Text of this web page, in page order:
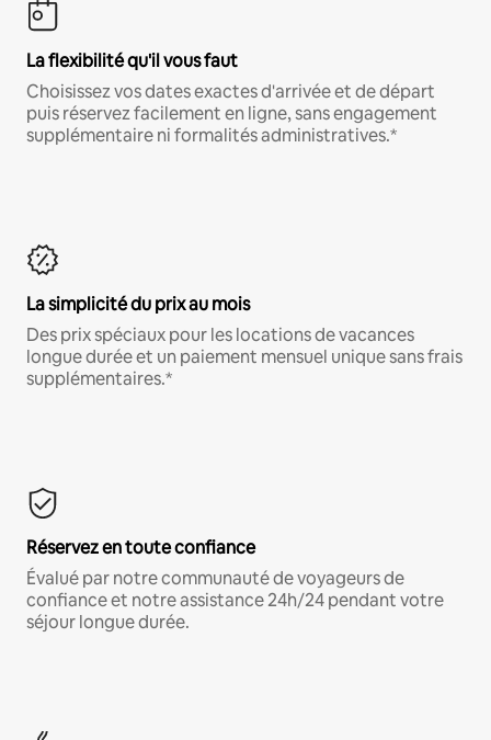
La flexibilité qu'il vous faut
Choisissez vos dates exactes d'arrivée et de départ
puis réservez facilement en ligne, sans engagement
supplémentaire ni formalités administratives.*
La simplicité du prix au mois
Des prix spéciaux pour les locations de vacances
longue durée et un paiement mensuel unique sans frais
supplémentaires.*
Réservez en toute confiance
Évalué par notre communauté de voyageurs de
confiance et notre assistance 24h/24 pendant votre
séjour longue durée.